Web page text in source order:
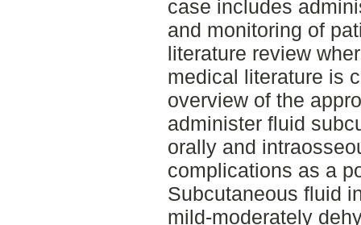
case includes
and monitoring of
literature review
medical literature is
overview of the
administer fluid
orally and
complications as a
Subcutaneous fluid
mild-moderately